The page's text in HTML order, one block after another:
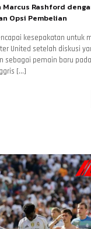
Rashford
Opsi Pembelian
kesepakatan untuk
United setelah diskusi
sebagai pemain baru
[…]